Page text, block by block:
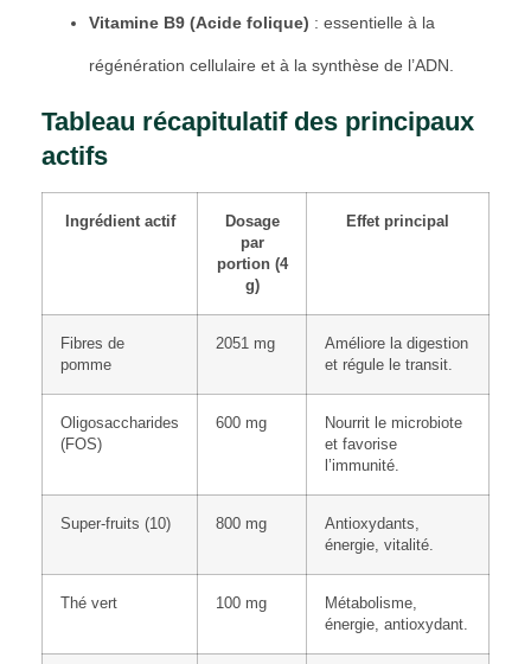
Vitamine B9 (Acide folique) : essentielle à la
régénération cellulaire et à la synthèse de l’ADN.
Tableau récapitulatif des principaux
actifs
Ingrédient actif
Dosage
par
portion (4
g)
Effet principal
Fibres de
pomme
2051 mg
Améliore la digestion
et régule le transit.
Oligosaccharides
(FOS)
600 mg
Nourrit le microbiote
et favorise
l’immunité.
Super-fruits (10) 800 mg
Antioxydants,
énergie, vitalité.
Thé vert 100 mg
Métabolisme,
énergie, antioxydant.